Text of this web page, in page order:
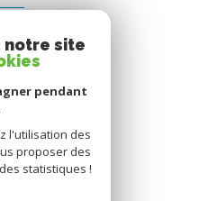
notre site
pendant
l'utilisation des
proposer des
statistiques !